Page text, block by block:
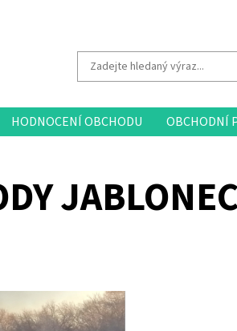
HODNOCENÍ OBCHODU OBCHODNÍ